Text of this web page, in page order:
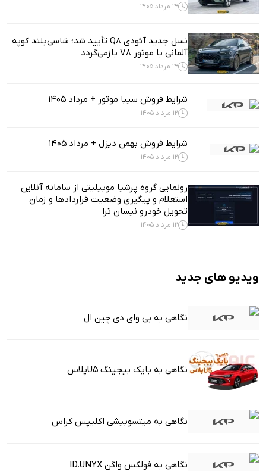
14 مرداد 1405
نسل جدید آئودی Q8 تأیید شد؛ شاسی‌بلند کوپه
آلمانی با موتور V8 بازمی‌گردد
14 مرداد 1405
شرایط فروش سیبا موتور + مرداد 1405
12 مرداد 1405
شرایط فروش بهمن دیزل + مرداد 1405
12 مرداد 1405
رونمایی گروه پرشیا موبیلیتی از سامانه آنلاین
استعلام و پیگیری وضعیت قراردادها و زمان
تحویل خودرو نیسان ترا
12 مرداد 1405
ویدیو های جدید
نگاهی به بی وای دی چین ال
نگاهی به بایک بیجینگ U5پلاس
نگاهی به میتسوبیشی اکلیپس کراس
نگاهی به فولکس واگن ID.UNYX